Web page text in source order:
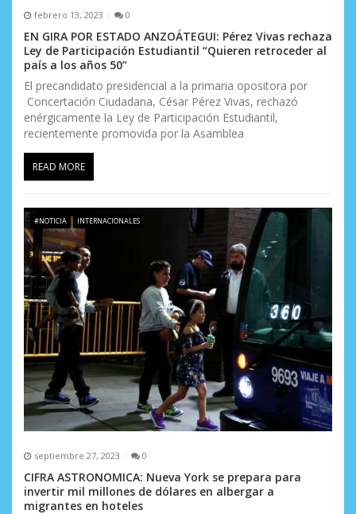
febrero 13, 2023 0
EN GIRA POR ESTADO ANZOÁTEGUI: Pérez Vivas rechaza
Ley de Participación Estudiantil “Quieren retroceder al
país a los años 50”
El precandidato presidencial a la primaria opositora por
Concertación Ciudadana, César Pérez Vivas, rechazó
enérgicamente la Ley de Participación Estudiantil,
recientemente promovida por la Asamblea
READ MORE
#NOTICIA INTERNACIONALES
septiembre 27, 2023 0
CIFRA ASTRONOMICA: Nueva York se prepara para
invertir mil millones de dólares en albergar a
migrantes en hoteles